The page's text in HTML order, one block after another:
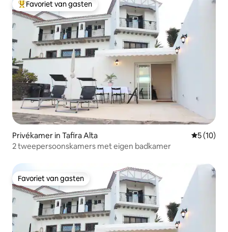
Topfavoriet van gasten
Favoriet van gasten
Privékamer in Tafira Alta
5 (10)
2 tweepersoonskamers met eigen badkamer
Favoriet van gasten
Favoriet van gasten